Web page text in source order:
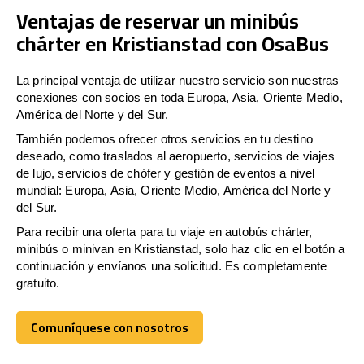
Ventajas de reservar un minibús
chárter en Kristianstad con OsaBus
La principal ventaja de utilizar nuestro servicio son nuestras
conexiones con socios en toda Europa, Asia, Oriente Medio,
América del Norte y del Sur.
También podemos ofrecer otros servicios en tu destino
deseado, como traslados al aeropuerto, servicios de viajes
de lujo, servicios de chófer y gestión de eventos a nivel
mundial: Europa, Asia, Oriente Medio, América del Norte y
del Sur.
Para recibir una oferta para tu viaje en autobús chárter,
minibús o minivan en Kristianstad, solo haz clic en el botón a
continuación y envíanos una solicitud. Es completamente
gratuito.
Comuníquese con nosotros
Comuníquese con nosotros